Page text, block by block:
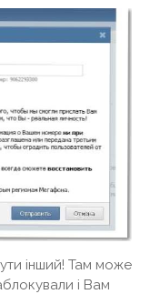
інший! Там може
і Вам